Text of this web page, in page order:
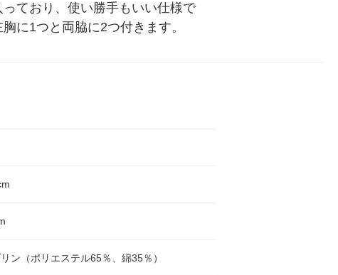
ており、使い勝手もいい仕様で
に1つと両脇に2つ付きます。
ン（ポリエステル65％、綿35％）